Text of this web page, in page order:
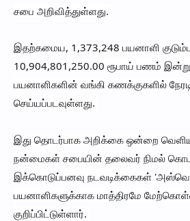
சபை அறிவித்துள்ளது.
இதற்கமைய, 1,373,248 பயனாளி
10,904,801,250.00 ரூபாய் பணம் இன்று
பயனாளிகளின் வங்கி கணக்குகளில்
செய்யப்படவுள்ளது.
இது தொடர்பாக அறிக்கை ஒன்றை
நன்மைகள் சபையின் தலைவர் நிமல்
இக்கொடுப்பனவு நடவடிக்கைகள்
பயனாளிகளுக்காக மாத்திரமே
குறிப்பிட்டுள்ளார்.